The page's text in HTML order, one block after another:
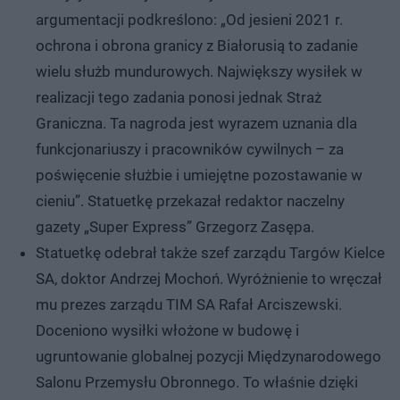
argumentacji podkreślono: „Od jesieni 2021 r.
ochrona i obrona granicy z Białorusią to zadanie
wielu służb mundurowych. Największy wysiłek w
realizacji tego zadania ponosi jednak Straż
Graniczna. Ta nagroda jest wyrazem uznania dla
funkcjonariuszy i pracowników cywilnych – za
poświęcenie służbie i umiejętne pozostawanie w
cieniu”. Statuetkę przekazał redaktor naczelny
gazety „Super Express” Grzegorz Zasępa.
Statuetkę odebrał także szef zarządu Targów Kielce
SA, doktor Andrzej Mochoń. Wyróżnienie to wręczał
mu prezes zarządu TIM SA Rafał Arciszewski.
Doceniono wysiłki włożone w budowę i
ugruntowanie globalnej pozycji Międzynarodowego
Salonu Przemysłu Obronnego. To właśnie dzięki